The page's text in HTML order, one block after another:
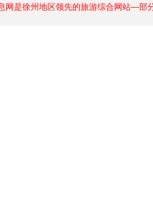
网是徐州地区领先的旅游综合网站—部